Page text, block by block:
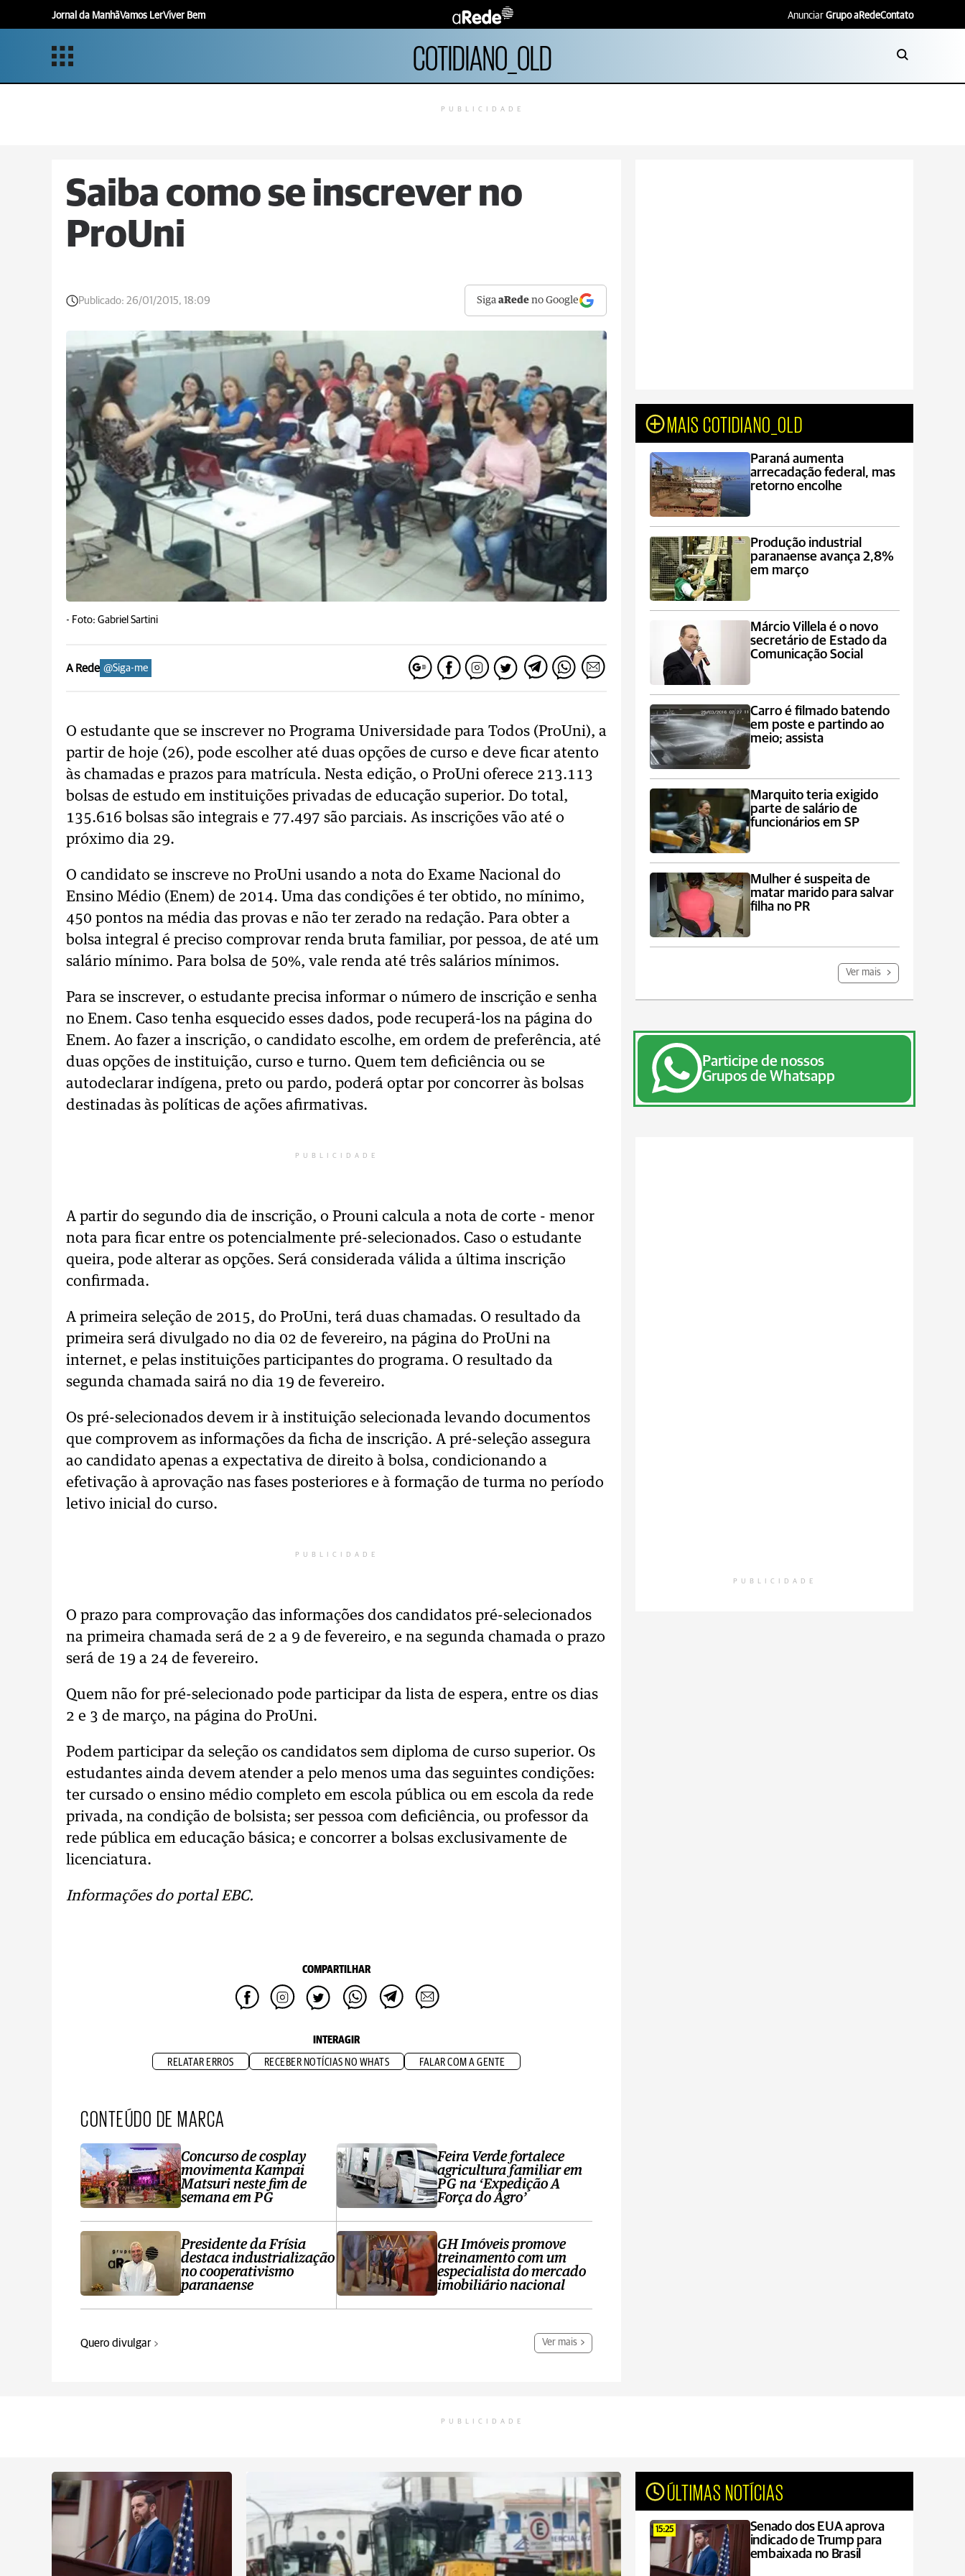
Jornal da ManhãVamos LerViver Bem Anunciar Grupo aRedeContato
COTIDIANO_OLD
PUBLICIDADE
Saiba como se inscrever no
ProUni
Publicado: 26/01/2015, 18:09 SigaaRede no Google
- Foto: Gabriel Sartini
A Rede @Siga-me
O estudante que se inscrever no Programa Universidade para Todos (ProUni), a
partir de hoje (26), pode escolher até duas opções de curso e deve ficar atento
às chamadas e prazos para matrícula. Nesta edição, o ProUni oferece 213.113
bolsas de estudo em instituições privadas de educação superior. Do total,
135.616 bolsas são integrais e 77.497 são parciais. As inscrições vão até o
próximo dia 29.
O candidato se inscreve no ProUni usando a nota do Exame Nacional do
Ensino Médio (Enem) de 2014. Uma das condições é ter obtido, no mínimo,
450 pontos na média das provas e não ter zerado na redação. Para obter a
bolsa integral é preciso comprovar renda bruta familiar, por pessoa, de até um
salário mínimo. Para bolsa de 50%, vale renda até três salários mínimos.
Para se inscrever, o estudante precisa informar o número de inscrição e senha
no Enem. Caso tenha esquecido esses dados, pode recuperá-los na página do
Enem. Ao fazer a inscrição, o candidato escolhe, em ordem de preferência, até
duas opções de instituição, curso e turno. Quem tem deficiência ou se
autodeclarar indígena, preto ou pardo, poderá optar por concorrer às bolsas
destinadas às políticas de ações afirmativas.
PUBLICIDADE
A partir do segundo dia de inscrição, o Prouni calcula a nota de corte - menor
nota para ficar entre os potencialmente pré-selecionados. Caso o estudante
queira, pode alterar as opções. Será considerada válida a última inscrição
confirmada.
A primeira seleção de 2015, do ProUni, terá duas chamadas. O resultado da
primeira será divulgado no dia 02 de fevereiro, na página do ProUni na
internet, e pelas instituições participantes do programa. O resultado da
segunda chamada sairá no dia 19 de fevereiro.
Os pré-selecionados devem ir à instituição selecionada levando documentos
que comprovem as informações da ficha de inscrição. A pré-seleção assegura
ao candidato apenas a expectativa de direito à bolsa, condicionando a
efetivação à aprovação nas fases posteriores e à formação de turma no período
letivo inicial do curso.
PUBLICIDADE
O prazo para comprovação das informações dos candidatos pré-selecionados
na primeira chamada será de 2 a 9 de fevereiro, e na segunda chamada o prazo
será de 19 a 24 de fevereiro.
Quem não for pré-selecionado pode participar da lista de espera, entre os dias
2 e 3 de março, na página do ProUni.
Podem participar da seleção os candidatos sem diploma de curso superior. Os
estudantes ainda devem atender a pelo menos uma das seguintes condições:
ter cursado o ensino médio completo em escola pública ou em escola da rede
privada, na condição de bolsista; ser pessoa com deficiência, ou professor da
rede pública em educação básica; e concorrer a bolsas exclusivamente de
licenciatura.
Informações do portal EBC.
COMPARTILHAR
INTERAGIR
RELATAR ERROS RECEBER NOTÍCIAS NO WHATS FALAR COM A GENTE
CONTEÚDO DE MARCA
Concurso de cosplay
movimenta Kampai
Matsuri neste fim de
semana em PG
Presidente da Frísia
destaca industrialização
no cooperativismo
paranaense
Feira Verde fortalece
agricultura familiar em
PG na ‘Expedição A
Força do Agro’
GH Imóveis promove
treinamento com um
especialista do mercado
imobiliário nacional
Quero divulgar Ver mais
MAIS COTIDIANO_OLD
Paraná aumenta
arrecadação federal, mas
retorno encolhe
Produção industrial
paranaense avança 2,8%
em março
Márcio Villela é o novo
secretário de Estado da
Comunicação Social
Carro é filmado batendo
em poste e partindo ao
meio; assista
Marquito teria exigido
parte de salário de
funcionários em SP
Mulher é suspeita de
matar marido para salvar
filha no PR
Ver mais
Participe de nossos
Grupos de Whatsapp
PUBLICIDADE
PUBLICIDADE
ÚLTIMAS NOTÍCIAS
15:25
Senado dos EUA aprova
indicado de Trump para
embaixada no Brasil